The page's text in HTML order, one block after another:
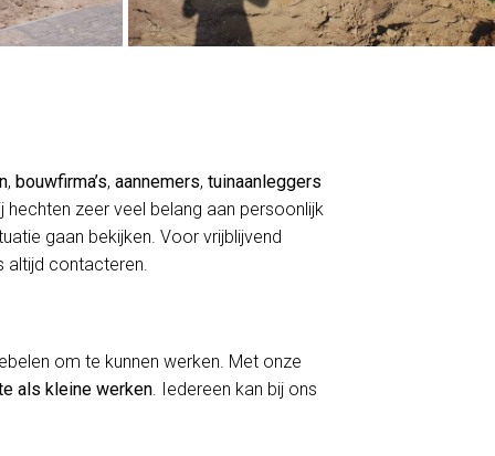
, bouwfirma’s, aannemers, tuinaanleggers
hechten zeer veel belang aan persoonlijk
gaan bekijken. Voor vrijblijvend
altijd contacteren.
om te kunnen werken. Met onze
als kleine werken. Iedereen kan bij ons